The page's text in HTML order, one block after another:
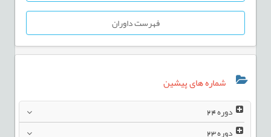
فهرست داوران
شماره های پیشین
دوره24
دوره23